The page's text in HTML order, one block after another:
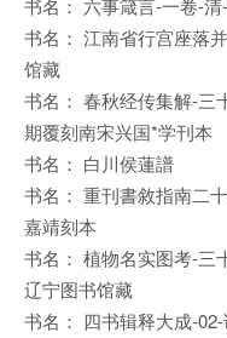
书名： 六事箴言-一卷-
书名： 江南省行宫座落
馆藏
书名： 春秋经传集解-三
期覆刻南宋兴国*学刊本
书名： 白川侯蓮譜
书名： 重刊書敘指南二
嘉靖刻本
书名： 植物名实图考-三
辽宁图书馆藏
书名： 四书辑释大成-